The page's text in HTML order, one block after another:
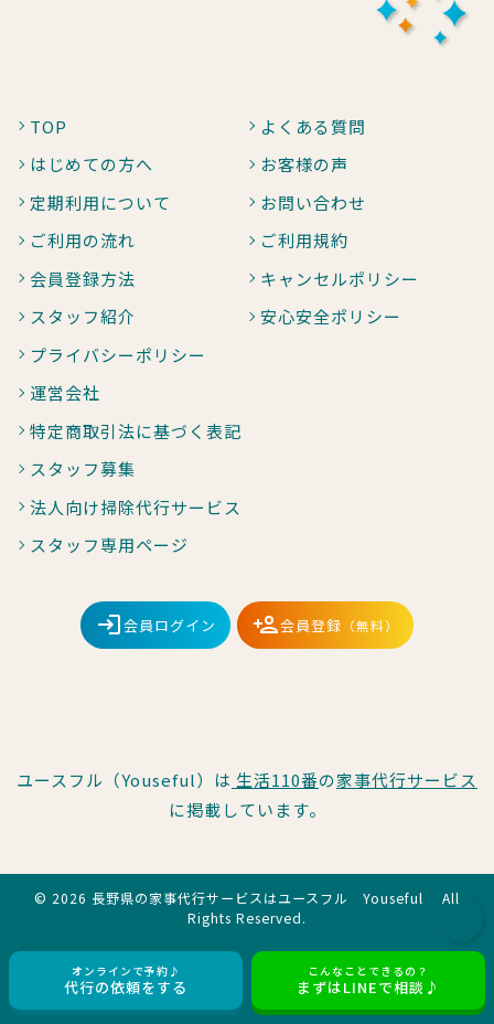
TOP
はじめての方へ
定期利用について
ご利用の流れ
会員登録方法
スタッフ紹介
よくある質問
お客様の声
お問い合わせ
ご利用規約
キャンセルポリシー
安心安全ポリシー
プライバシーポリシー
運営会社
特定商取引法に基づく表記
スタッフ募集
法人向け掃除代行サービス
スタッフ専用ページ
会員ログイン 会員登録 （無料）
ユースフル（Youseful）は 生活110番の家事代行サービス
に掲載しています。
© 2026 長野県の家事代行サービスはユースフル Youseful All
Rights Reserved.
オンラインで予約♪
代行の依頼をする
こんなことできるの？
まずはLINEで相談♪